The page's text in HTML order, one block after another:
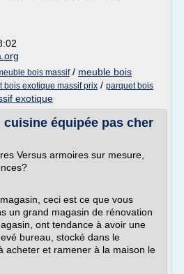
bois massif/ meuble bois
bois exotique massif prix / parquet bois
exotique
équipée pas cher
Versus armoires sur mesure,
ceci est ce que vous
un grand magasin de rénovation
ont tendance à avoir une
bureau, stocké dans le
acheter et ramener à la maison le